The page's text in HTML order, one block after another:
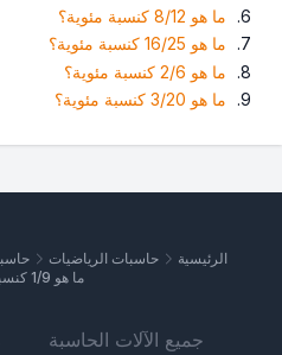
ما هو 8/12 كنسبة مئوية؟
ما هو 16/25 كنسبة مئوية؟
ما هو 2/6 كنسبة مئوية؟
ما هو 3/20 كنسبة مئوية؟
الرئيسية حاسبات الرياضيات
ما هو 1/9 كنسبة مئوية؟
جميع الآلات الحاسبة